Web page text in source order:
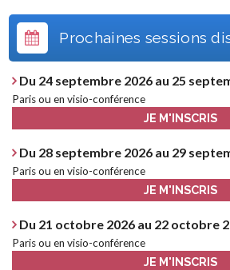
Prochaines sessions
Du 24 septembre 2026 au 25
Paris ou en visio-conférence
JE M'INSCRIS
Du 28 septembre 2026 au 29
Paris ou en visio-conférence
JE M'INSCRIS
Du 21 octobre 2026 au 22 octobre
Paris ou en visio-conférence
JE M'INSCRIS